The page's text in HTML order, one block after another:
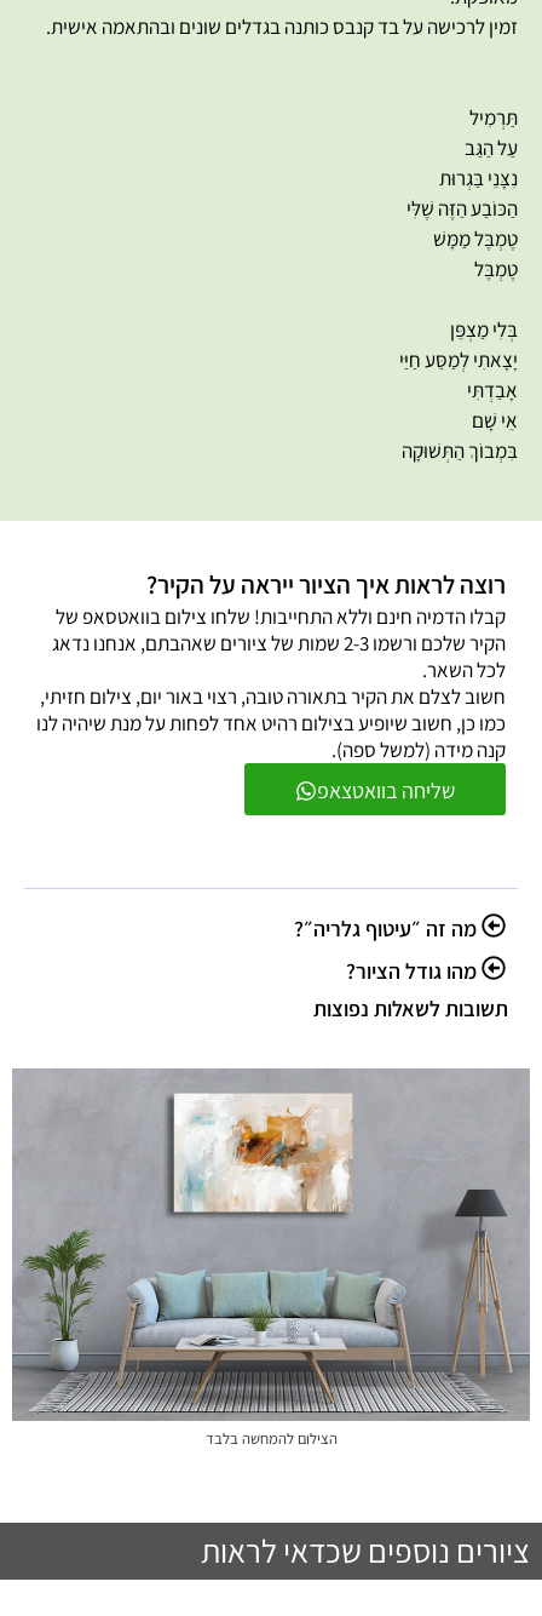
זמין לרכישה על בד קנבס כותנה בגדלים שונים ובהתאמה אישית.
תַּרְמִיל
עַל הַגַּב
נִצָּנֵי בַּגְרוּת
הַכּוֹבַע הַזֶּה שֶׁלִּי
טֶמְבֶּל מַמָּשׁ
טֶמְבֶּל
בְּלִי מַצְפֵּן
יָצָאתִי לְמַסַּע חַיַּי
אָבַדְתִּי
אֵי שָׁם
בִּמְבוֹךְ הַתְּשׁוּקָה
שליחה בוואטצאפ
רוצה לראות איך הציור ייראה על הקיר?
קבלו הדמיה חינם וללא התחייבות! שלחו צילום בוואטסאפ של
הקיר שלכם ורשמו 2-3 שמות של ציורים שאהבתם, אנחנו נדאג
לכל השאר.
חשוב לצלם את הקיר בתאורה טובה, רצוי באור יום, צילום חזיתי,
כמו כן, חשוב שיופיע בצילום רהיט אחד לפחות על מנת שיהיה לנו
קנה מידה (למשל ספה).
מה זה ״עיטוף גלריה״?
מהו גודל הציור?
תשובות לשאלות נפוצות
הצילום להמחשה בלבד
ציורים נוספים שכדאי לראות